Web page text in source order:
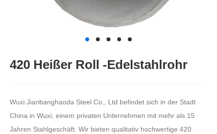
420 Heißer Roll -Edelstahlrohr
Wuxi Jianbanghaoda Steel Co., Ltd befindet sich in der Stadt
China in Wuxi, einem privaten Unternehmen mit mehr als 15
Jahren Stahlgeschäft. Wir bieten qualitativ hochwertige 420